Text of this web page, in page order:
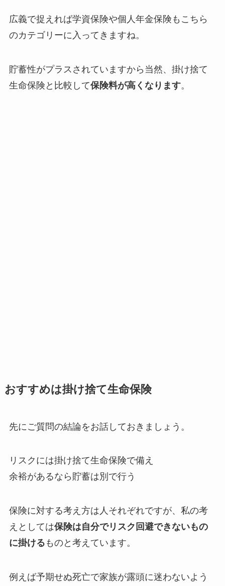
広義で捉えれば学資保険や個人年金保険もこちら
のカテゴリーに入ってきますね。
貯蓄性がプラスされていますから当然、掛け捨て
生命保険と比較して保険料が高くなります。
おすすめは掛け捨て生命保険
先にご質問の結論をお話しておきましょう。
リスクには掛け捨て生命保険で備え
余裕があるなら貯蓄は別で行う
保険に対する考え方は人それぞれですが、私の考
えとしては保険は自分でリスク回避できないもの
に掛ける ものと考えています。
例えば予期せぬ死亡で家族が露頭に迷わないよう